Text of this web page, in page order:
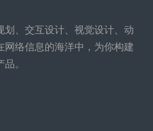
、交互设计、视觉设计、动
络信息的海洋中，为你构建
。